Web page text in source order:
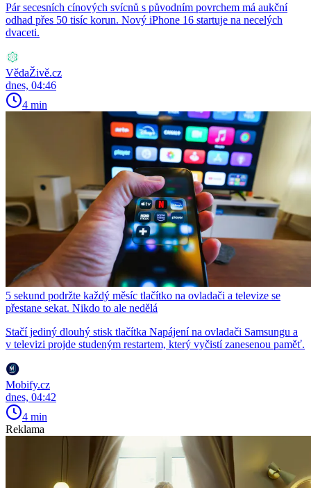
Pár secesních cínových svícnů s původním povrchem má aukční
odhad přes 50 tisíc korun. Nový iPhone 16 startuje na necelých
dvaceti.
VědaŽivě.cz
dnes, 04:46
4 min
5 sekund podržte každý měsíc tlačítko na ovladači a televize se
přestane sekat. Nikdo to ale nedělá
Stačí jediný dlouhý stisk tlačítka Napájení na ovladači Samsungu a
v televizi projde studeným restartem, který vyčistí zanesenou paměť.
Mobify.cz
dnes, 04:42
4 min
Reklama